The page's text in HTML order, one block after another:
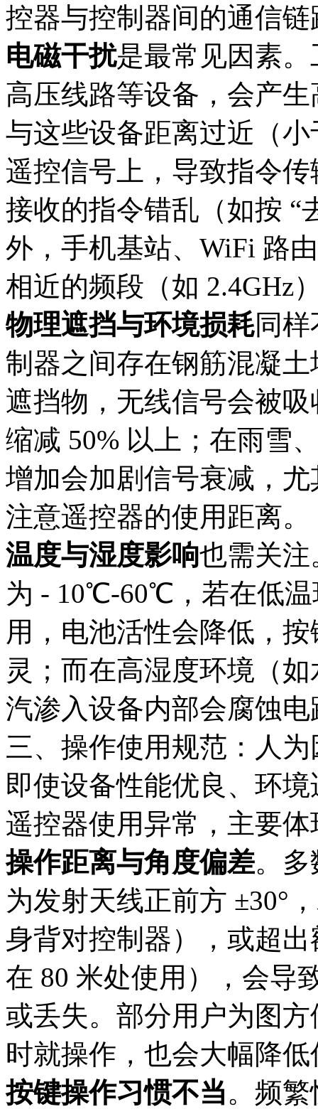
控器与控制器间的通信
电磁干扰是最常见因素
高压线路等设备，会产
与这些设备距离过近（
遥控信号上，导致指令
接收的指令错乱（如按 “
外，手机基站、WiFi 路
相近的频段（如 2.4GHz
物理遮挡与环境损耗同
制器之间存在钢筋混凝
遮挡物，无线信号会被
缩减 50% 以上；在雨雪
增加会加剧信号衰减，
注意遥控器的使用距离。​
温度与湿度影响也需关
为 - 10℃-60℃，若在低
用，电池活性会降低，
灵；而在高湿度环境（
汽渗入设备内部会腐蚀
三、操作使用规范：人
即使设备性能优良、环
遥控器使用异常，主要
操作距离与角度偏差。
为发射天线正前方 ±30°
身背对控制器），或超
在 80 米处使用），会导
或丢失。部分用户为图
时就操作，也会大幅降
按键操作习惯不当。频